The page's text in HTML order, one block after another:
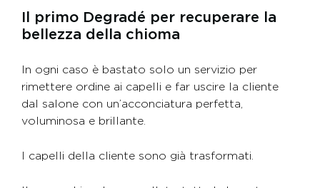
Il primo Degradé per recuperare la
bellezza della chioma
In ogni caso è bastato solo un servizio per
rimettere ordine ai capelli e far uscire la cliente
dal salone con un’acconciatura perfetta,
voluminosa e brillante.
I capelli della cliente sono già trasformati.